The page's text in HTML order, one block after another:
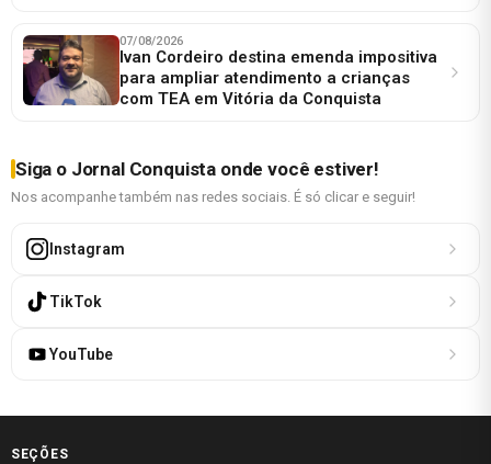
07/08/2026
Ivan Cordeiro destina emenda impositiva
para ampliar atendimento a crianças
com TEA em Vitória da Conquista
Siga o Jornal Conquista onde você estiver!
Nos acompanhe também nas redes sociais. É só clicar e seguir!
Instagram
TikTok
YouTube
SEÇÕES